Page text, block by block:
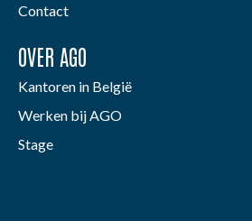
Contact
OVER AGO
Kantoren in België
Werken bij AGO
Stage